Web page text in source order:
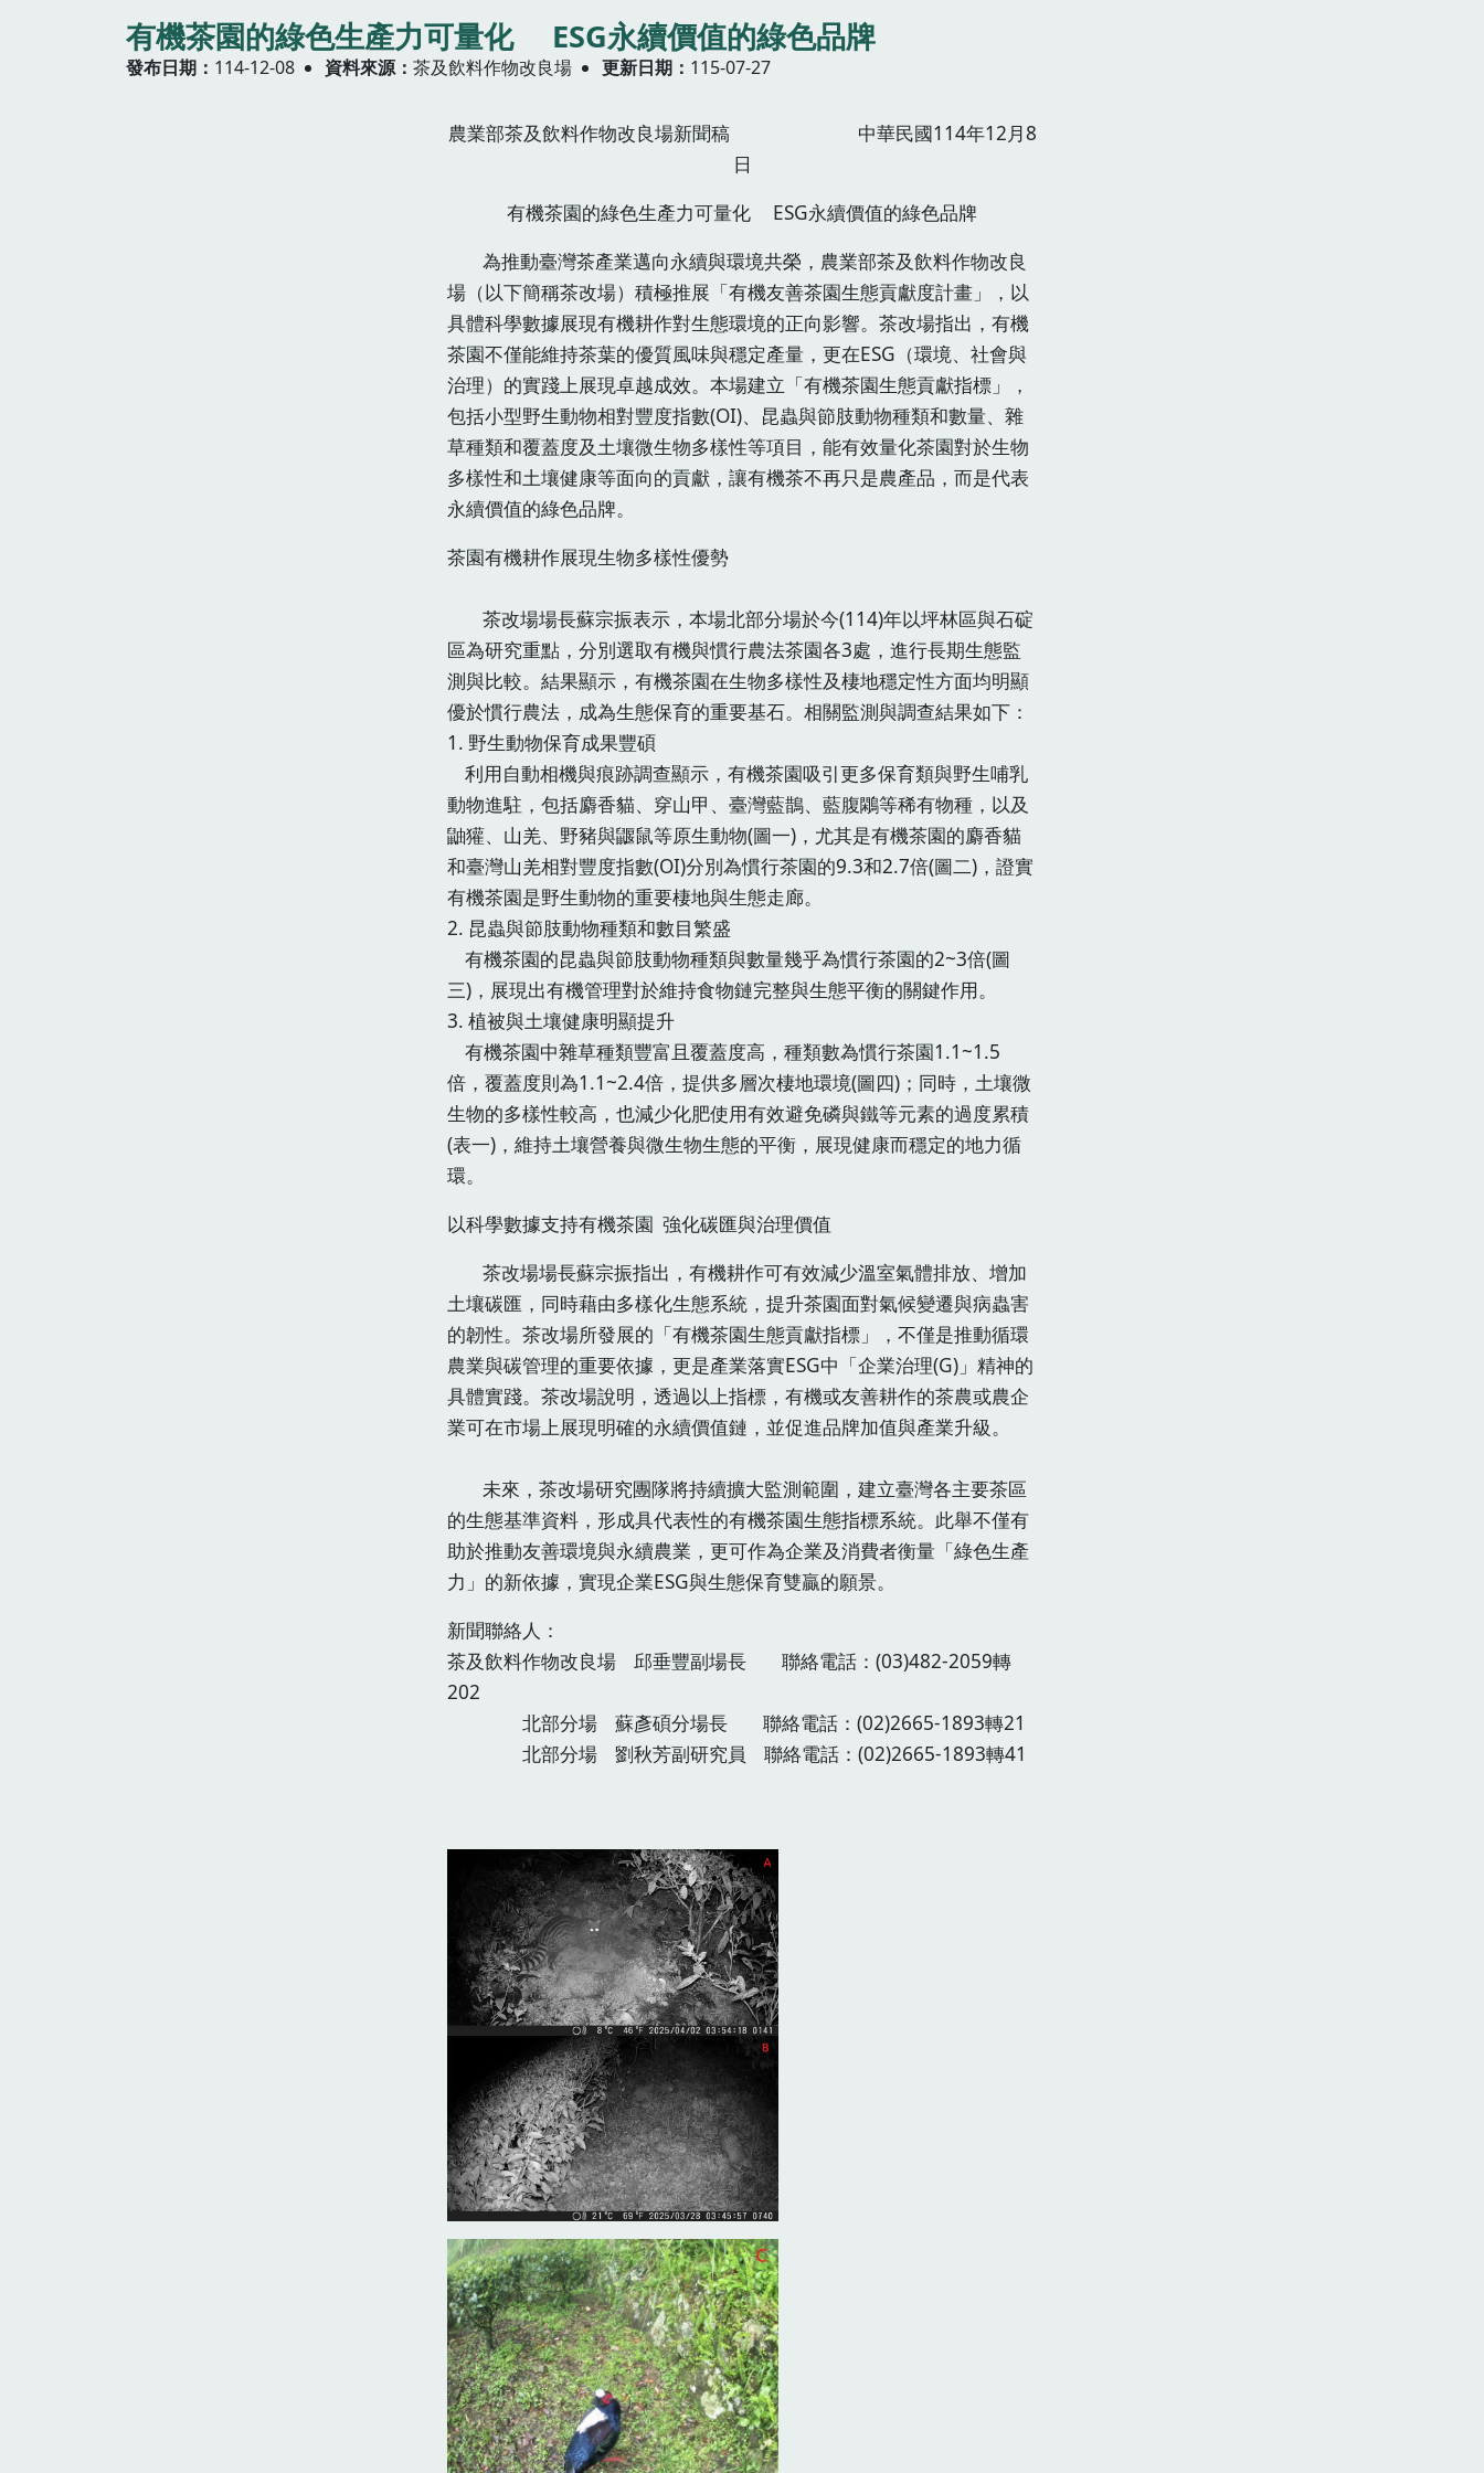
有機茶園的綠色生產力可量化 ESG永續價值的綠色品牌
發布日期 114-12-08 資料來源 茶及飲料作物改良場 更新日期 115-07-27
農業部茶及飲料作物改良場新聞稿 中華民國114年12月8
日
有機茶園的綠色生產力可量化 ESG永續價值的綠色品牌
為推動臺灣茶產業邁向永續與環境共榮，農業部茶及飲料作物改良
場（以下簡稱茶改場）積極推展「有機友善茶園生態貢獻度計畫」，以
具體科學數據展現有機耕作對生態環境的正向影響。茶改場指出，有機
茶園不僅能維持茶葉的優質風味與穩定產量，更在ESG（環境、社會與
治理）的實踐上展現卓越成效。本場建立「有機茶園生態貢獻指標」，
包括小型野生動物相對豐度指數(OI)、昆蟲與節肢動物種類和數量、雜
草種類和覆蓋度及土壤微生物多樣性等項目，能有效量化茶園對於生物
多樣性和土壤健康等面向的貢獻，讓有機茶不再只是農產品，而是代表
永續價值的綠色品牌。
茶園有機耕作展現生物多樣性優勢
茶改場場長蘇宗振表示，本場北部分場於今(114)年以坪林區與石碇
區為研究重點，分別選取有機與慣行農法茶園各3處，進行長期生態監
測與比較。結果顯示，有機茶園在生物多樣性及棲地穩定性方面均明顯
優於慣行農法，成為生態保育的重要基石。相關監測與調查結果如下：
1. 野生動物保育成果豐碩
利用自動相機與痕跡調查顯示，有機茶園吸引更多保育類與野生哺乳
動物進駐，包括麝香貓、穿山甲、臺灣藍鵲、藍腹鷴等稀有物種，以及
鼬獾、山羌、野豬與鼴鼠等原生動物(圖一)，尤其是有機茶園的麝香貓
和臺灣山羌相對豐度指數(OI)分別為慣行茶園的9.3和2.7倍(圖二)，證實
有機茶園是野生動物的重要棲地與生態走廊。
2. 昆蟲與節肢動物種類和數目繁盛
有機茶園的昆蟲與節肢動物種類與數量幾乎為慣行茶園的2~3倍(圖
三)，展現出有機管理對於維持食物鏈完整與生態平衡的關鍵作用。
3. 植被與土壤健康明顯提升
有機茶園中雜草種類豐富且覆蓋度高，種類數為慣行茶園1.1~1.5
倍，覆蓋度則為1.1~2.4倍，提供多層次棲地環境(圖四)；同時，土壤微
生物的多樣性較高，也減少化肥使用有效避免磷與鐵等元素的過度累積
(表一)，維持土壤營養與微生物生態的平衡，展現健康而穩定的地力循
環。
以科學數據支持有機茶園 強化碳匯與治理價值
茶改場場長蘇宗振指出，有機耕作可有效減少溫室氣體排放、增加
土壤碳匯，同時藉由多樣化生態系統，提升茶園面對氣候變遷與病蟲害
的韌性。茶改場所發展的「有機茶園生態貢獻指標」，不僅是推動循環
農業與碳管理的重要依據，更是產業落實ESG中「企業治理(G)」精神的
具體實踐。茶改場說明，透過以上指標，有機或友善耕作的茶農或農企
業可在市場上展現明確的永續價值鏈，並促進品牌加值與產業升級。
未來，茶改場研究團隊將持續擴大監測範圍，建立臺灣各主要茶區
的生態基準資料，形成具代表性的有機茶園生態指標系統。此舉不僅有
助於推動友善環境與永續農業，更可作為企業及消費者衡量「綠色生產
力」的新依據，實現企業ESG與生態保育雙贏的願景。
新聞聯絡人：
茶及飲料作物改良場 邱垂豐副場長 聯絡電話：(03)482-2059轉
202
北部分場 蘇彥碩分場長 聯絡電話：(02)2665-1893轉21
北部分場 劉秋芳副研究員 聯絡電話：(02)2665-1893轉41